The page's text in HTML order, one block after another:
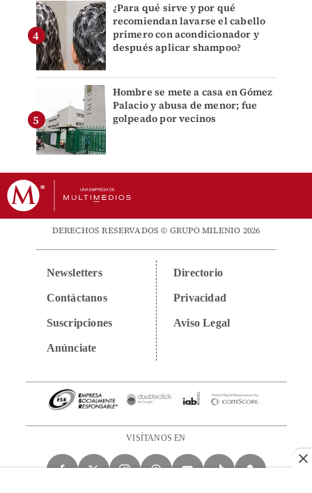
¿Para qué sirve y por qué
recomiendan lavarse el cabello
primero con acondicionador y
después aplicar shampoo?
Hombre se mete a casa en Gómez
Palacio y abusa de menor; fue
golpeado por vecinos
DERECHOS RESERVADOS © GRUPO MILENIO 2026
Newsletters
Contáctanos
Suscripciones
Anúnciate
Directorio
Privacidad
Aviso Legal
VISÍTANOS EN